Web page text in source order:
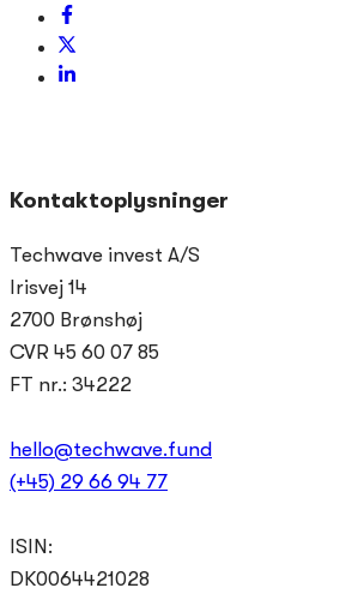
Kontaktoplysninger
Techwave invest A/S
Irisvej 14
2700 Brønshøj
CVR 45 60 07 85
FT nr.: 34222
hello@techwave.fund
(+45) 29 66 94 77
ISIN:
DK0064421028